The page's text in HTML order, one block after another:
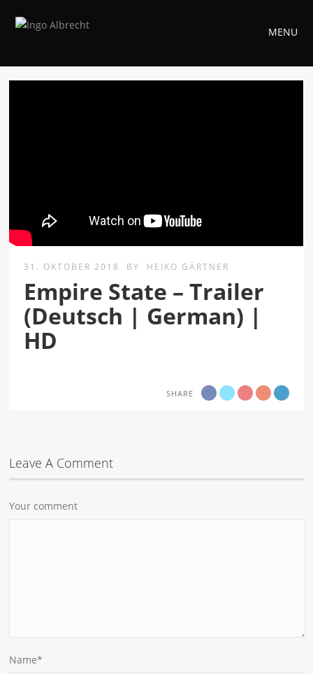
MENU
31. OKTOBER 2018 BY HEIKO GÄRTNER
Empire State – Trailer
(Deutsch | German) |
HD
SHARE
Leave A Comment
Your comment
Name*